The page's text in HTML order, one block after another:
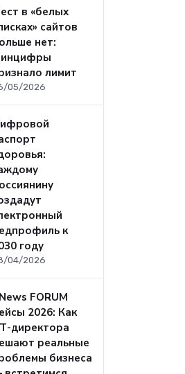
в «белых
сайтов
нет:
лимит
05/2026
к
году
04/2026
FORUM
2026: Как
директора
реальные
бизнеса